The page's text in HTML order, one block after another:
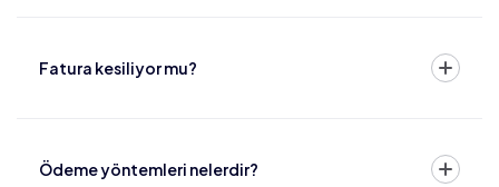
Fatura kesiliyor mu?
Ödeme yöntemleri nelerdir?